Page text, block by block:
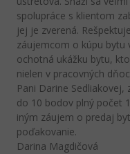
spolupráce s klientom
jej je zverená.
záujemcom o kúpu bytu
ochotná ukážku bytu,
nielen v pracovných
Pani Darine
do 10 bodov plný počet
iným záujem o predaj
poďakovanie.
Darina Magdičová